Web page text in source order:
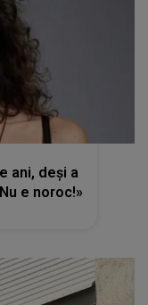
ani, deși a
e noroc!»